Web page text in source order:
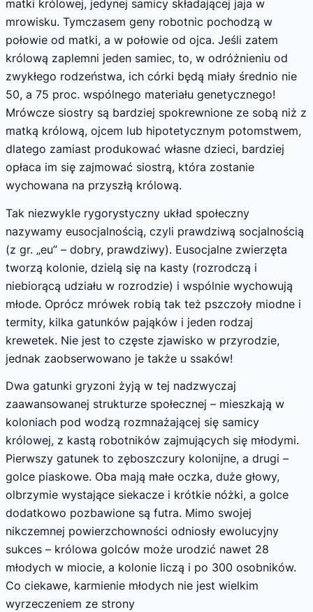
matki królowej, jedynej samicy składającej jaja w
mrowisku. Tymczasem geny robotnic pochodzą w
połowie od matki, a w połowie od ojca. Jeśli zatem
królową zaplemni jeden samiec, to, w odróżnieniu od
zwykłego rodzeństwa, ich córki będą miały średnio nie
50, a 75 proc. wspólnego materiału genetycznego!
Mrówcze siostry są bardziej spokrewnione ze sobą niż z
matką królową, ojcem lub hipotetycznym potomstwem,
dlatego zamiast produkować własne dzieci, bardziej
opłaca im się zajmować siostrą, która zostanie
wychowana na przyszłą królową.
Tak niezwykle rygorystyczny układ społeczny
nazywamy eusocjalnością, czyli prawdziwą socjalnością
(z gr. „eu” – dobry, prawdziwy). Eusocjalne zwierzęta
tworzą kolonie, dzielą się na kasty (rozrodczą i
niebiorącą udziału w rozrodzie) i wspólnie wychowują
młode. Oprócz mrówek robią tak też pszczoły miodne i
termity, kilka gatunków pająków i jeden rodzaj
krewetek. Nie jest to częste zjawisko w przyrodzie,
jednak zaobserwowano je także u ssaków!
Dwa gatunki gryzoni żyją w tej nadzwyczaj
zaawansowanej strukturze społecznej – mieszkają w
koloniach pod wodzą rozmnażającej się samicy
królowej, z kastą robotników zajmujących się młodymi.
Pierwszy gatunek to zęboszczury kolonijne, a drugi –
golce piaskowe. Oba mają małe oczka, duże głowy,
olbrzymie wystające siekacze i krótkie nóżki, a golce
dodatkowo pozbawione są futra. Mimo swojej
nikczemnej powierzchowności odniosły ewolucyjny
sukces – królowa golców może urodzić nawet 28
młodych w miocie, a kolonie liczą i po 300 osobników.
Co ciekawe, karmienie młodych nie jest wielkim
wyrzeczeniem ze strony